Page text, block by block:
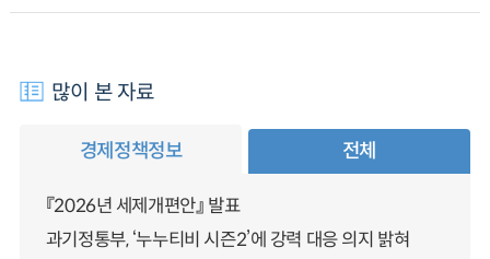
많이 본 자료
경제정책정보 전체
『2026년 세제개편안』 발표
과기정통부, ‘누누티비 시즌2’에 강력 대응 의지 밝혀